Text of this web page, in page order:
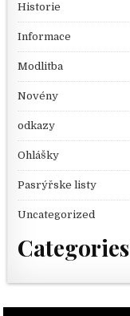
Historie
Informace
Modlitba
Novény
odkazy
Ohlášky
Pasrýřske listy
Uncategorized
Categories